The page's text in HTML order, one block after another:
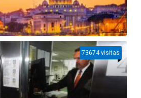
73674 visitas